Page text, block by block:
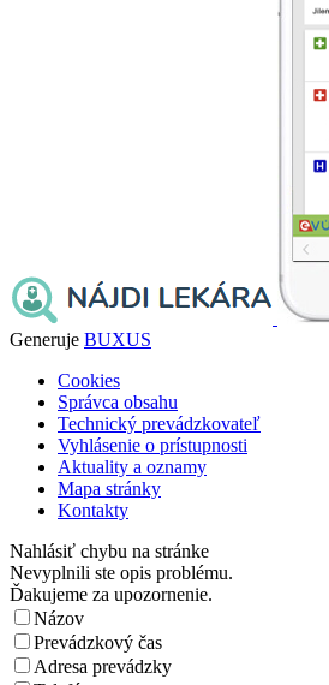
Generuje BUXUS
Cookies
Správca obsahu
Technický prevádzkovateľ
Vyhlásenie o prístupnosti
Aktuality a oznamy
Mapa stránky
Kontakty
Nahlásiť chybu na stránke
Nevyplnili ste opis problému.
Ďakujeme za upozornenie.
Názov
Prevádzkový čas
Adresa prevádzky